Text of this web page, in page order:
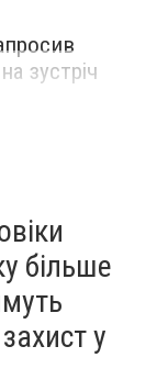
зустріч
більше
у